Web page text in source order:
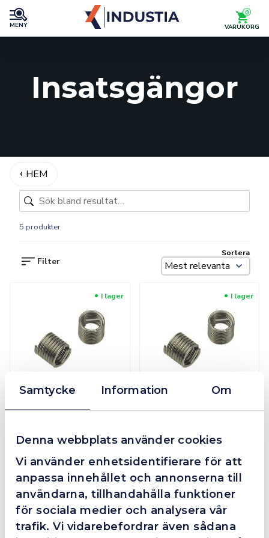
Samtycke Information Om
Denna webbplats använder cookies
Vi använder enhetsidentifierare för att
anpassa innehållet och annonserna till
användarna, tillhandahålla funktioner
för sociala medier och analysera vår
trafik. Vi vidarebefordrar även sådana
MENY
0
VARUKORG
Insatsgängor
HEM
5 produkter
Sortera
Filter
I lager
Från
I lager
I lager I lager